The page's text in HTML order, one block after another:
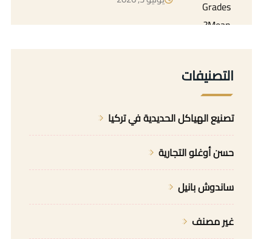
التصنيفات
تصنيع الهياكل الحديدية في تركيا
حسن أوغلو التجارية
ساندوش بانيل
غير مصنف